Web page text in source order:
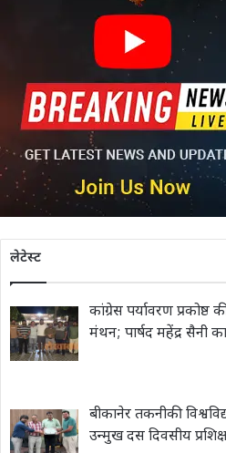
लेटेस्ट
कांग्रेस पर्यावरण प्रकोष्ठ
मंथन; पार्षद महेंद्र सैनी
बीकानेर तकनीकी
उन्मुख दस दिवसीय